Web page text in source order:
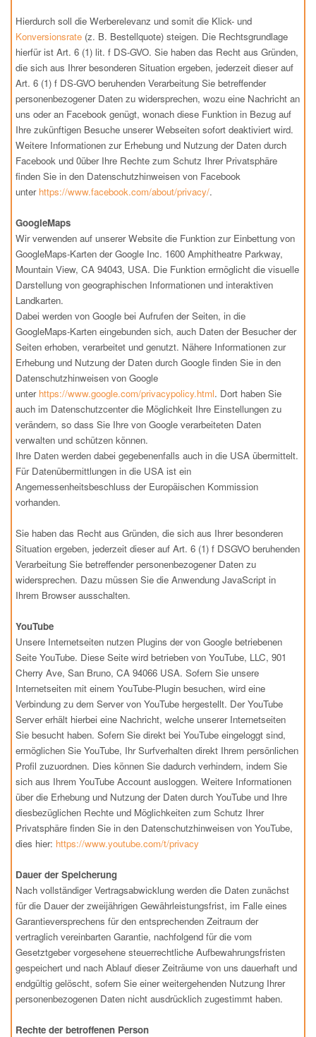
Hierdurch soll die Werberelevanz und somit die Klick- und
Konversionsrate (z. B. Bestellquote) steigen. Die Rechtsgrundlage
hierfür ist Art. 6 (1) lit. f DS-GVO. Sie haben das Recht aus Gründen,
die sich aus Ihrer besonderen Situation ergeben, jederzeit dieser auf
Art. 6 (1) f DS-GVO beruhenden Verarbeitung Sie betreffender
personenbezogener Daten zu widersprechen, wozu eine Nachricht an
uns oder an Facebook genügt, wonach diese Funktion in Bezug auf
Ihre zukünftigen Besuche unserer Webseiten sofort deaktiviert wird.
Weitere Informationen zur Erhebung und Nutzung der Daten durch
Facebook und 0über Ihre Rechte zum Schutz Ihrer Privatsphäre
finden Sie in den Datenschutzhinweisen von Facebook
unter https://www.facebook.com/about/privacy/.
GoogleMaps
Wir verwenden auf unserer Website die Funktion zur Einbettung von
GoogleMaps-Karten der Google Inc. 1600 Amphitheatre Parkway,
Mountain View, CA 94043, USA. Die Funktion ermöglicht die visuelle
Darstellung von geographischen Informationen und interaktiven
Landkarten.
Dabei werden von Google bei Aufrufen der Seiten, in die
GoogleMaps-Karten eingebunden sich, auch Daten der Besucher der
Seiten erhoben, verarbeitet und genutzt. Nähere Informationen zur
Erhebung und Nutzung der Daten durch Google finden Sie in den
Datenschutzhinweisen von Google
unter https://www.google.com/privacypolicy.html. Dort haben Sie
auch im Datenschutzcenter die Möglichkeit Ihre Einstellungen zu
verändern, so dass Sie Ihre von Google verarbeiteten Daten
verwalten und schützen können.
Ihre Daten werden dabei gegebenenfalls auch in die USA übermittelt.
Für Datenübermittlungen in die USA ist ein
Angemessenheitsbeschluss der Europäischen Kommission
vorhanden.
Sie haben das Recht aus Gründen, die sich aus Ihrer besonderen
Situation ergeben, jederzeit dieser auf Art. 6 (1) f DSGVO beruhenden
Verarbeitung Sie betreffender personenbezogener Daten zu
widersprechen. Dazu müssen Sie die Anwendung JavaScript in
Ihrem Browser ausschalten.
YouTube
Unsere Internetseiten nutzen Plugins der von Google betriebenen
Seite YouTube. Diese Seite wird betrieben von YouTube, LLC, 901
Cherry Ave, San Bruno, CA 94066 USA. Sofern Sie unsere
Internetseiten mit einem YouTube-Plugin besuchen, wird eine
Verbindung zu dem Server von YouTube hergestellt. Der YouTube
Server erhält hierbei eine Nachricht, welche unserer Internetseiten
Sie besucht haben. Sofern Sie direkt bei YouTube eingeloggt sind,
ermöglichen Sie YouTube, Ihr Surfverhalten direkt Ihrem persönlichen
Profil zuzuordnen. Dies können Sie dadurch verhindern, indem Sie
sich aus Ihrem YouTube Account ausloggen. Weitere Informationen
über die Erhebung und Nutzung der Daten durch YouTube und Ihre
diesbezüglichen Rechte und Möglichkeiten zum Schutz Ihrer
Privatsphäre finden Sie in den Datenschutzhinweisen von YouTube,
dies hier: https://www.youtube.com/t/privacy
Dauer der Speicherung
Nach vollständiger Vertragsabwicklung werden die Daten zunächst
für die Dauer der zweijährigen Gewährleistungsfrist, im Falle eines
Garantieversprechens für den entsprechenden Zeitraum der
vertraglich vereinbarten Garantie, nachfolgend für die vom
Gesetztgeber vorgesehene steuerrechtliche Aufbewahrungsfristen
gespeichert und nach Ablauf dieser Zeiträume von uns dauerhaft und
endgültig gelöscht, sofern Sie einer weitergehenden Nutzung Ihrer
personenbezogenen Daten nicht ausdrücklich zugestimmt haben.
Rechte der betroffenen Person